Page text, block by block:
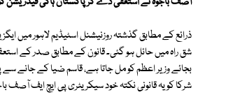
ذرائع کے مطابق گذشتہ روزنیشنل اسٹیڈیم لاہور میں
شق راہ میں حائل ہو گئی۔ قانون کے مطابق صدر کے
بجائے وزیر اعظم کو مل جاتا ہے، قاسم ضیا کے جانے سے
شرکا کو یہ قانونی نکتہ خود سیکریٹری پی ایچ ایف آصف